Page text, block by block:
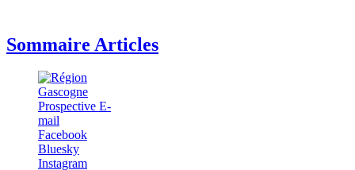
Sommaire Articles